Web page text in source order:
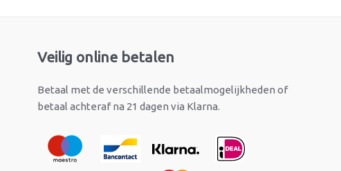
Veilig online betalen
Betaal met de verschillende betaalmogelijkheden of
betaal achteraf na 21 dagen via Klarna.